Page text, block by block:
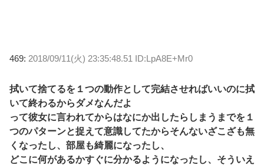
469: 2018/09/11(火) 23:35:48.51 ID:LpA8E+Mr0
拭いて捨てるを１つの動作として完結させればいいのに拭
いて終わるからダメなんだよ
って彼女に言われてからはなにか出したらしまうまでを１
つのパターンと捉えて意識してたからそんないざこざも無
くなったし、部屋も綺麗になったし、
どこに何があるかすぐに分かるようになったし、そういえ